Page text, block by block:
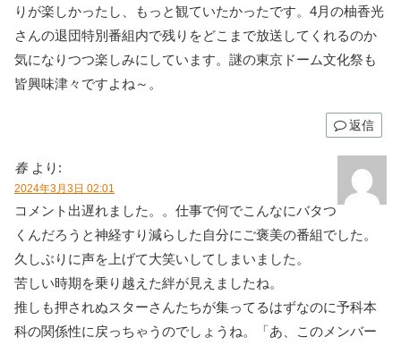
りが楽しかったし、もっと観ていたかったです。4月の柚香光
さんの退団特別番組内で残りをどこまで放送してくれるのか
気になりつつ楽しみにしています。謎の東京ドーム文化祭も
皆興味津々ですよね～。
返信
春 より:
2024年3月3日 02:01
コメント出遅れました。。仕事で何でこんなにバタつ
くんだろうと神経すり減らした自分にご褒美の番組でした。
久しぶりに声を上げて大笑いしてしまいました。
苦しい時期を乗り越えた絆が見えましたね。
推しも押されぬスターさんたちが集ってるはずなのに予科本
科の関係性に戻っちゃうのでしょうね。「あ、このメンバー